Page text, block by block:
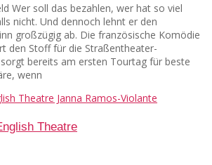
Wer soll das bezahlen, wer hat so viel
nicht. Und dennoch lehnt er den
großzügig ab. Die französische Komödie
den Stoff für die Straßentheater-
bereits am ersten Tourtag für beste
wenn
Theatre